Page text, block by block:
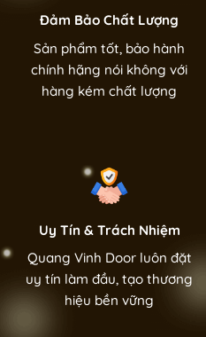
Đảm Bảo Chất Lượng
Sản phẩm tốt, bảo hành
chính hãng nói không với
hàng kém chất lượng
Uy Tín & Trách Nhiệm
Quang Vinh Door luôn đặt
uy tín làm đầu, tạo thương
hiệu bền vững